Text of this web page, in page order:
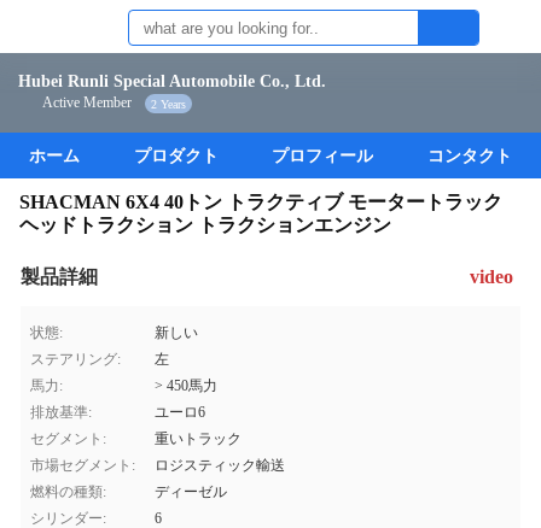
Hubei Runli Special Automobile Co., Ltd.
Active Member 2 Years
ホーム プロダクト プロフィール コンタクト
SHACMAN 6X4 40トン トラクティブ モータートラック
ヘッドトラクション トラクションエンジン
製品詳細 video
状態:
新しい
ステアリング:
左
馬力:
> 450馬力
排放基準:
ユーロ6
セグメント:
重いトラック
市場セグメント:
ロジスティック輸送
燃料の種類:
ディーゼル
シリンダー:
6